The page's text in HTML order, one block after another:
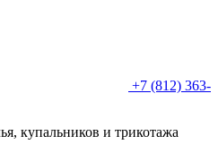
+7 (812) 363-
купальников и трикотажа